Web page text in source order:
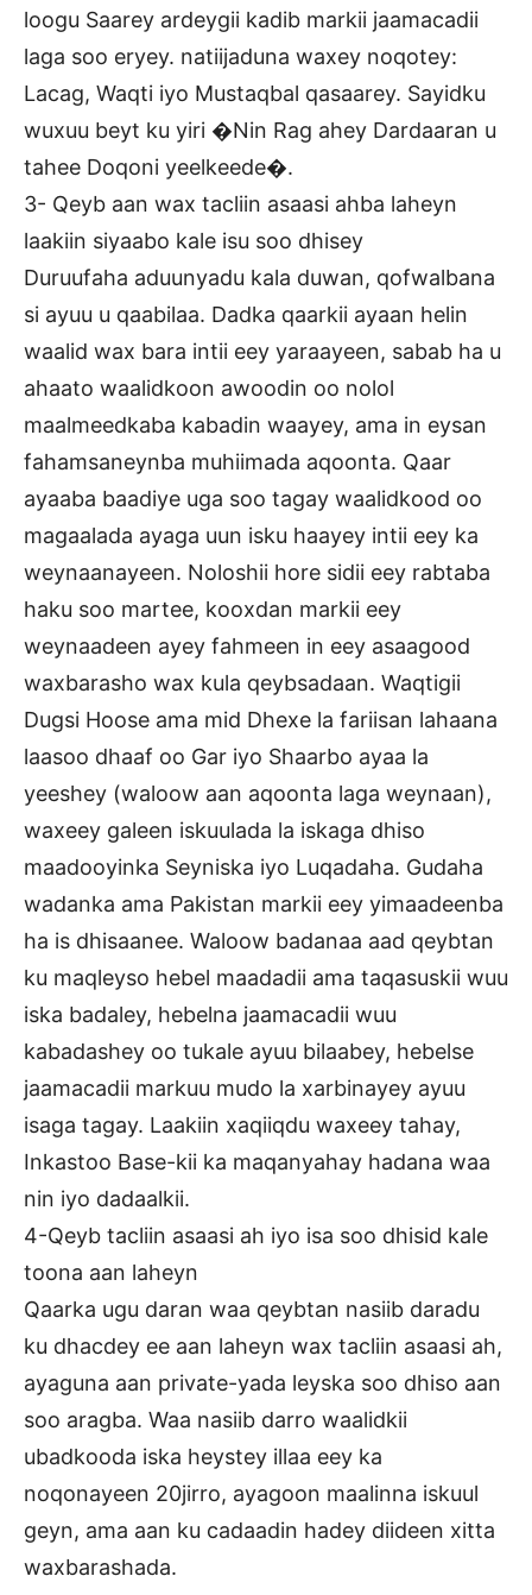
loogu Saarey ardeygii kadib markii jaamacadii
laga soo eryey. natiijaduna waxey noqotey:
Lacag, Waqti iyo Mustaqbal qasaarey. Sayidku
wuxuu beyt ku yiri �Nin Rag ahey Dardaaran u
tahee Doqoni yeelkeede�.
3- Qeyb aan wax tacliin asaasi ahba laheyn
laakiin siyaabo kale isu soo dhisey
Duruufaha aduunyadu kala duwan, qofwalbana
si ayuu u qaabilaa. Dadka qaarkii ayaan helin
waalid wax bara intii eey yaraayeen, sabab ha u
ahaato waalidkoon awoodin oo nolol
maalmeedkaba kabadin waayey, ama in eysan
fahamsaneynba muhiimada aqoonta. Qaar
ayaaba baadiye uga soo tagay waalidkood oo
magaalada ayaga uun isku haayey intii eey ka
weynaanayeen. Noloshii hore sidii eey rabtaba
haku soo martee, kooxdan markii eey
weynaadeen ayey fahmeen in eey asaagood
waxbarasho wax kula qeybsadaan. Waqtigii
Dugsi Hoose ama mid Dhexe la fariisan lahaana
laasoo dhaaf oo Gar iyo Shaarbo ayaa la
yeeshey (waloow aan aqoonta laga weynaan),
waxeey galeen iskuulada la iskaga dhiso
maadooyinka Seyniska iyo Luqadaha. Gudaha
wadanka ama Pakistan markii eey yimaadeenba
ha is dhisaanee. Waloow badanaa aad qeybtan
ku maqleyso hebel maadadii ama taqasuskii wuu
iska badaley, hebelna jaamacadii wuu
kabadashey oo tukale ayuu bilaabey, hebelse
jaamacadii markuu mudo la xarbinayey ayuu
isaga tagay. Laakiin xaqiiqdu waxeey tahay,
Inkastoo Base-kii ka maqanyahay hadana waa
nin iyo dadaalkii.
4-Qeyb tacliin asaasi ah iyo isa soo dhisid kale
toona aan laheyn
Qaarka ugu daran waa qeybtan nasiib daradu
ku dhacdey ee aan laheyn wax tacliin asaasi ah,
ayaguna aan private-yada leyska soo dhiso aan
soo aragba. Waa nasiib darro waalidkii
ubadkooda iska heystey illaa eey ka
noqonayeen 20jirro, ayagoon maalinna iskuul
geyn, ama aan ku cadaadin hadey diideen xitta
waxbarashada.